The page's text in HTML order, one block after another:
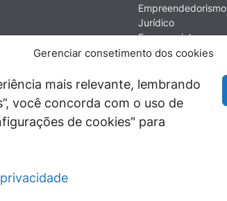
Gerenciar consetimento dos cookies
mais relevante, lembrando
você concorda com o uso de
de cookies" para
Empreendedorismo
Jurídico
Empresarial
Ética
Financeiro e
História do Direito
Imobiliário